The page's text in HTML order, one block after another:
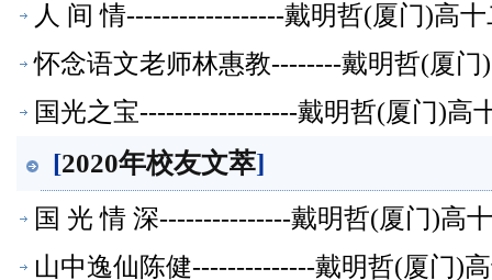
人 间 情------------------戴明哲(厦门)高
怀念语文老师林惠教--------戴明哲(厦
国光之宝------------------戴明哲(厦门)高
[2020年校友文萃]
国 光 情 深---------------戴明哲(厦门)高
山中逸仙陈健--------------戴明哲(厦门)